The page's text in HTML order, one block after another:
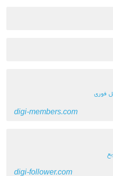
digi-members.com
digi-follower.com